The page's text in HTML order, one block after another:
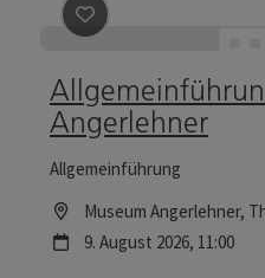
Beitrag merken
Angerlehner
Allgemeinführung
Location
Museum Angerlehner,
Nächster Termin
9. August 2026, 11:00